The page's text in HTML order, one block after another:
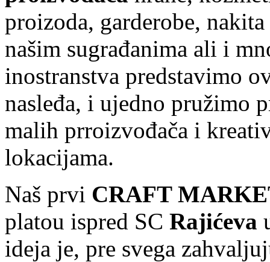
proizoda, garderobe,
našim sugrađanima ali i
inostranstva predstavimo
nasleđa, i ujedno pružimo
malih prroizvođača i
lokacijama.
Naš prvi CRAFT
platou ispred SC Rajićeva
ideja je, pre svega